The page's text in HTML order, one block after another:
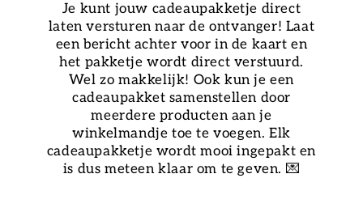
Je kunt jouw cadeaupakketje direct
laten versturen naar de ontvanger! Laat
een bericht achter voor in de kaart en
het pakketje wordt direct verstuurd.
Wel zo makkelijk! Ook kun je een
cadeaupakket samenstellen door
meerdere producten aan je
winkelmandje toe te voegen. Elk
cadeaupakketje wordt mooi ingepakt en
is dus meteen klaar om te geven. 💌